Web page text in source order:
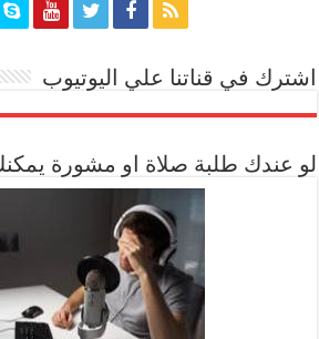
اشترك في قناتنا علي اليوتيوب
لو عندك طلبة صلاة او مشورة يمكنك